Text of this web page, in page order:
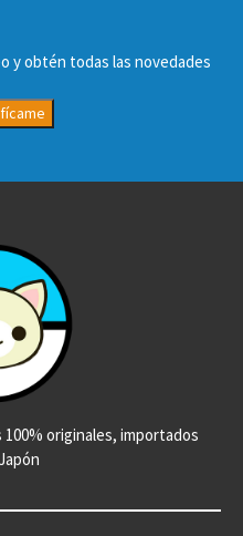
y obtén todas las novedades
originales, importados